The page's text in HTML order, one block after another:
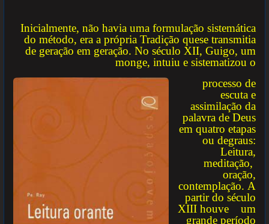
Inicialmente, não havia uma formulação sistemática
do método, era a própria Tradição quese transmitia
de geração em geração. No século XII, Guigo, um
monge, intuiu e sistematizou o
processo de
escuta e
assimilação da
palavra de Deus
em quatro etapas
ou degraus:
Leitura,
meditação,
oração,
contemplação. A
partir do século
XIII houve um
grande período